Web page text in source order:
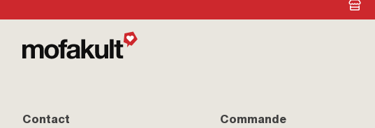
Contact Commande